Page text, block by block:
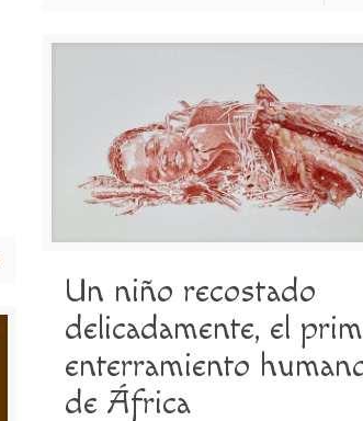
Un niño recostado
delicadamente, el
enterramiento
de África